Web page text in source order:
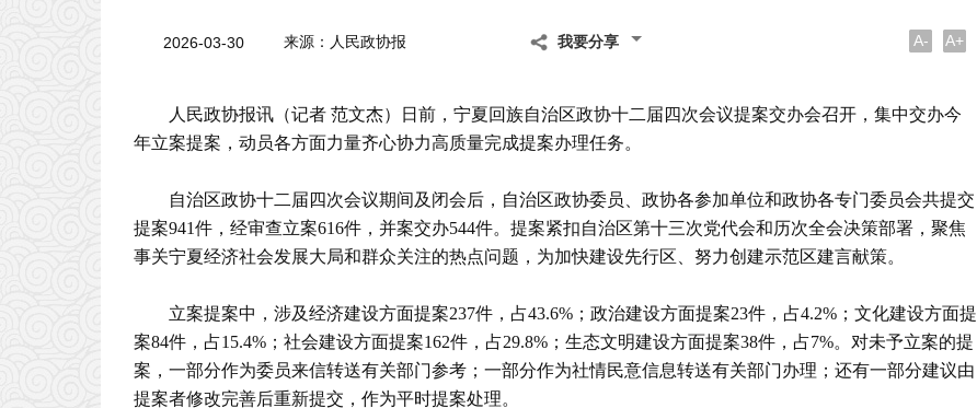
2026-03-30 来源：人民政协报 我要分享 A- A+
人民政协报讯（记者 范文杰）日前，宁夏回族自治区政协十二届四次会议提案交办会召开，集中交办今
年立案提案，动员各方面力量齐心协力高质量完成提案办理任务。
自治区政协十二届四次会议期间及闭会后，自治区政协委员、政协各参加单位和政协各专门委员会共提交
提案941件，经审查立案616件，并案交办544件。提案紧扣自治区第十三次党代会和历次全会决策部署，聚焦
事关宁夏经济社会发展大局和群众关注的热点问题，为加快建设先行区、努力创建示范区建言献策。
立案提案中，涉及经济建设方面提案237件，占43.6%；政治建设方面提案23件，占4.2%；文化建设方面提
案84件，占15.4%；社会建设方面提案162件，占29.8%；生态文明建设方面提案38件，占7%。对未予立案的提
案，一部分作为委员来信转送有关部门参考；一部分作为社情民意信息转送有关部门办理；还有一部分建议由
提案者修改完善后重新提交，作为平时提案处理。